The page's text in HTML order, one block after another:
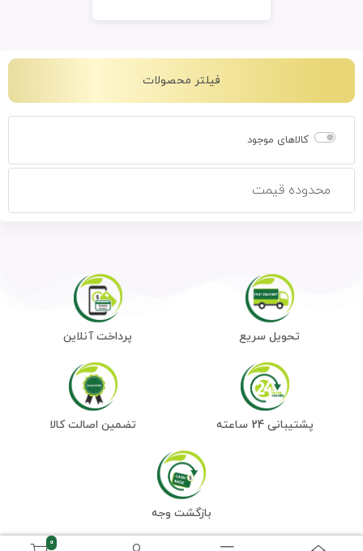
0
فیلتر محصولات
کالاهای موجود
محدوده قیمت
تحویل سریع پرداخت آنلاین
پشتیبانی 24 ساعته تضمین اصالت کالا
بازگشت وجه